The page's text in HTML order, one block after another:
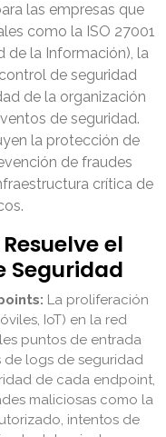
las empresas que
como la ISO 27001
de la Información), la
de seguridad
de la organización
de seguridad.
la protección de
de fraudes
crítica de
el
Seguridad
La proliferación
IoT) en la red
puntos de entrada
de logs de seguridad
de cada endpoint,
maliciosas como la
intentos de